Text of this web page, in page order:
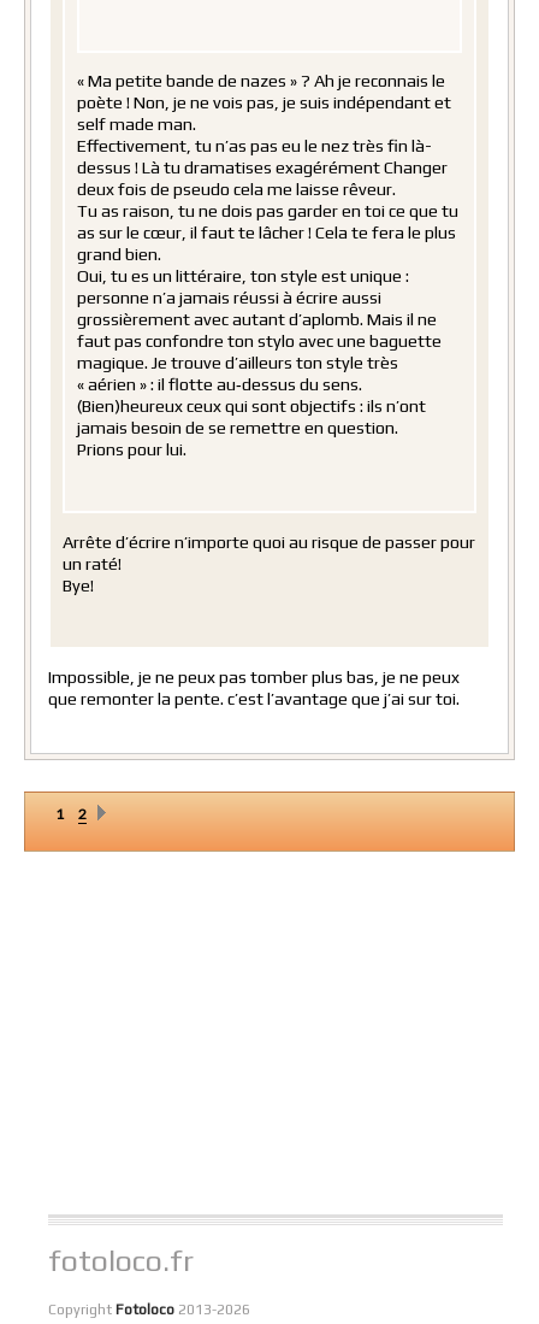
« Ma petite bande de nazes » ? Ah je reconnais le
poète ! Non, je ne vois pas, je suis indépendant et
self made man.
Effectivement, tu n’as pas eu le nez très fin là-
dessus ! Là tu dramatises exagérément Changer
deux fois de pseudo cela me laisse rêveur.
Tu as raison, tu ne dois pas garder en toi ce que tu
as sur le cœur, il faut te lâcher ! Cela te fera le plus
grand bien.
Oui, tu es un littéraire, ton style est unique :
personne n’a jamais réussi à écrire aussi
grossièrement avec autant d’aplomb. Mais il ne
faut pas confondre ton stylo avec une baguette
magique. Je trouve d’ailleurs ton style très
« aérien » : il flotte au‑dessus du sens.
(Bien)heureux ceux qui sont objectifs : ils n’ont
jamais besoin de se remettre en question.
Prions pour lui.
Arrête d’écrire n’importe quoi au risque de passer pour
un raté!
Bye!
Impossible, je ne peux pas tomber plus bas, je ne peux
que remonter la pente. c’est l’avantage que j’ai sur toi.
1 2
fotoloco.fr
Copyright Fotoloco 2013-2026